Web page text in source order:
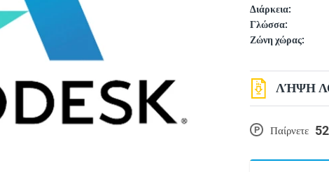
Διάρκεια:
Γλώσσα:
Ζώνη χώρας:
P Παίρνετε
ΛΉΨΗ